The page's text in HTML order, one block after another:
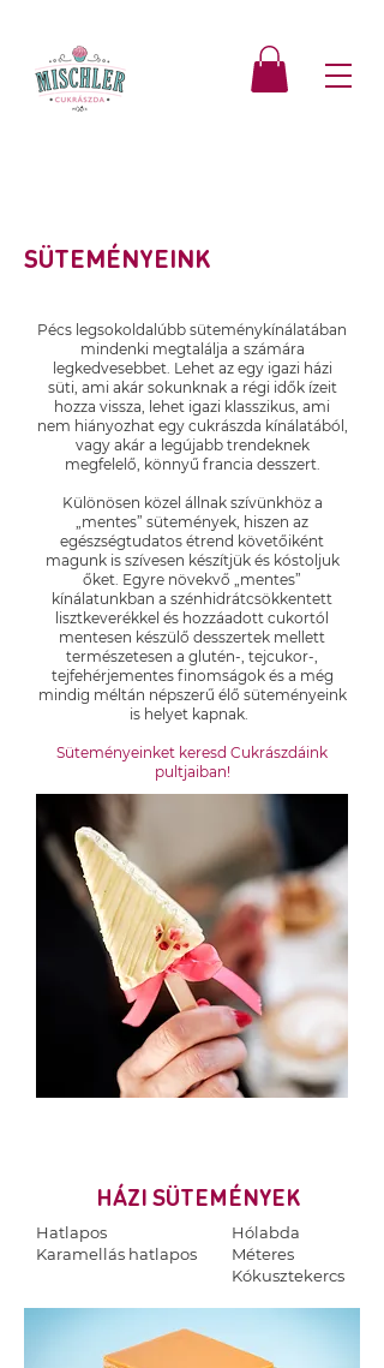
SÜTEMÉNYEINK
Pécs legsokoldalúbb süteménykínálatában
mindenki megtalálja a számára
legkedvesebbet. Lehet az egy igazi házi
süti, ami akár sokunknak a régi idők ízeit
hozza vissza, lehet igazi klasszikus, ami
nem hiányozhat egy cukrászda kínálatából,
vagy akár a legújabb trendeknek
megfelelő, könnyű francia desszert.
Különösen közel állnak szívünkhöz a
„mentes” sütemények, hiszen az
egészségtudatos étrend követőiként
magunk is szívesen készítjük és kóstoljuk
őket. Egyre növekvő „mentes”
kínálatunkban a szénhidrátcsökkentett
lisztkeverékkel és hozzáadott cukortól
mentesen készülő desszertek mellett
természetesen a glutén-, tejcukor-,
tejfehérjementes finomságok és a még
mindig méltán népszerű élő süteményeink
is helyet kapnak.
Süteményeinket keresd Cukrászdáink
pultjaiban!
HÁZI SÜTEMÉNYEK
Hatlapos
Karamellás hatlapos
​Hólabda
Méteres
Kókusztekercs